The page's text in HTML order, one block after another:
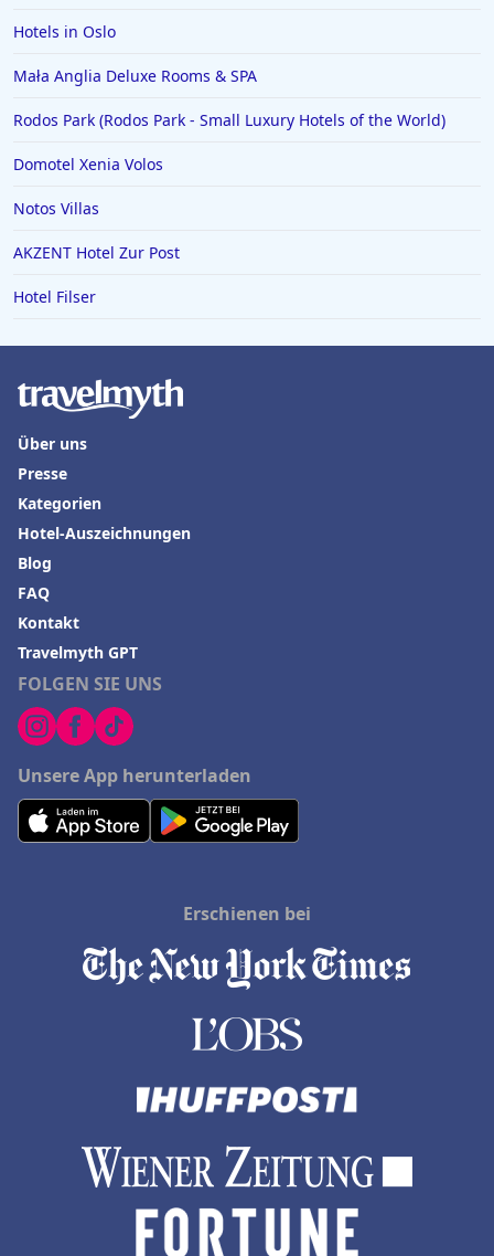
Hotels in Oslo
Mała Anglia Deluxe Rooms & SPA
Rodos Park (Rodos Park - Small Luxury Hotels of the World)
Domotel Xenia Volos
Notos Villas
AKZENT Hotel Zur Post
Hotel Filser
FOLGEN SIE UNS
Unsere App herunterladen
Über uns
Presse
Kategorien
Hotel-Auszeichnungen
Blog
FAQ
Kontakt
Travelmyth GPT
Erschienen bei